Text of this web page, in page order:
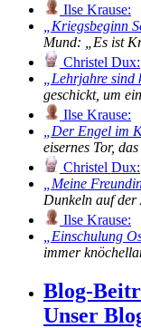
Ilse Krause:
Kriegsbeginn
Mund: „Es ist
Christel Dux:
Lehrjahre sind
geschickt, um
Ilse Krause:
Der Engel im
eisernes Tor,
Christel Dux:
Meine
Dunkeln auf
Ilse Krause:
Einschulung
immer
Blog-
Unser